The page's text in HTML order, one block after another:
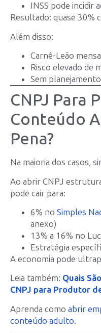
INSS pode incidir
Resultado: quase 30%
Além disso:
Carnê-Leão
Risco elevado de
Sem
CNPJ Para
Conteúdo
Pena?
Na maioria dos casos,
Ao abrir CNPJ
pode cair para:
6% no Simples
anexo)
13% a 16% no
Estratégia
A economia pode
Leia também: Quais
CNPJ para Produtor
Aprenda como abrir
conteúdo adulto.